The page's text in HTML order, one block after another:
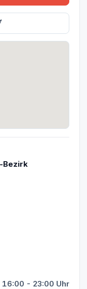
Bezirk
16:00 - 23:00 Uhr